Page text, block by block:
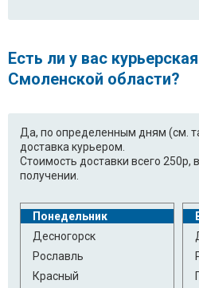
Есть ли у вас
Смоленской области?
Да, по определенным дням (см.
доставка курьером.
Стоимость доставки всего 250р,
получении.
Понедельник
Десногорск
Рославль
Красный